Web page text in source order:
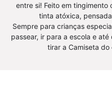
entre si! Feito em tingimento
tinta atóxica,
Sempre para crianças
passear, ir para a escola e
tirar a Camiseta